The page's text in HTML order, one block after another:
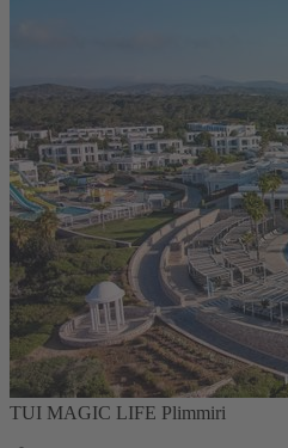
TUI MAGIC LIFE Plimmiri